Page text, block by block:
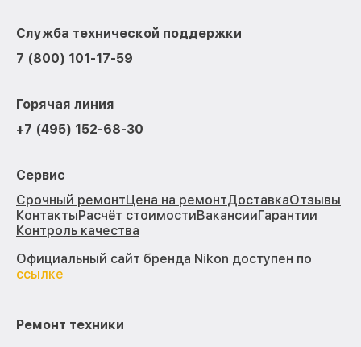
Служба технической поддержки
7 (800) 101-17-59
Горячая линия
+7 (495) 152-68-30
Сервис
Срочный ремонтЦена на ремонтДоставкаОтзывы
КонтактыРасчёт стоимостиВакансииГарантии
Контроль качества
Официальный сайт бренда Nikon доступен по
ссылке
Ремонт техники